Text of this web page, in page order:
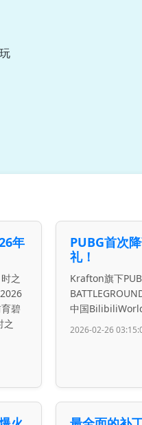
年
之
碧
之
PUBG首次
礼！
Krafton旗下
中国
2026-02-26